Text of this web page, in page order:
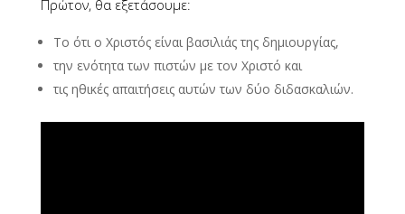
Πρώτον, θα εξετάσουμε:
Το ότι ο Χριστός είναι βασιλιάς της δημιουργίας,
την ενότητα των πιστών με τον Χριστό και
τις ηθικές απαιτήσεις αυτών των δύο διδασκαλιών.